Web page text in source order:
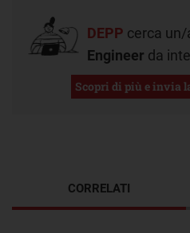
DEPP cerca un/
Engineer da
Scopri di più e invia
CORRELATI